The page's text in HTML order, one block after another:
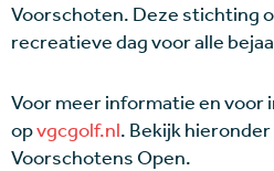
Voorschoten. Deze stichting
recreatieve dag voor alle
Voor meer informatie en voor
opvgcgolf.nl. Bekijk
Voorschotens Open.